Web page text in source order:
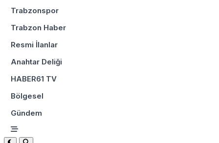
Trabzonspor
Trabzon Haber
Resmi İlanlar
Anahtar Deliği
HABER61 TV
Bölgesel
Gündem